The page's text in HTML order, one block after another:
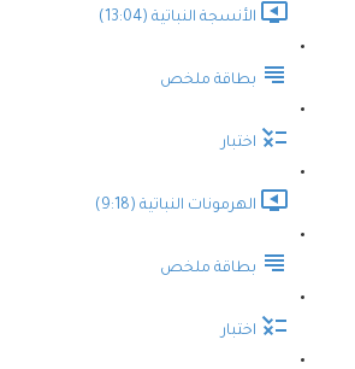
الأنسجة النباتية (13:04)
بطاقة ملخص
اختبار
الهرمونات النباتية (9:18)
بطاقة ملخص
اختبار